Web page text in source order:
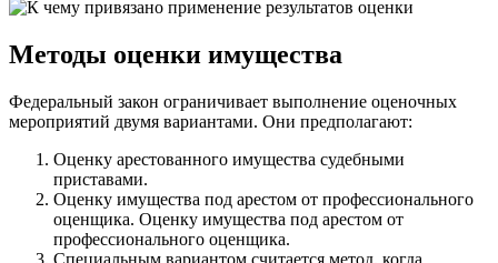
Методы оценки имущества
Федеральный закон ограничивает выполнение оценочных
мероприятий двумя вариантами. Они предполагают:
Оценку арестованного имущества судебными
приставами.
Оценку имущества под арестом от профессионального
оценщика. Оценку имущества под арестом от
профессионального оценщика.